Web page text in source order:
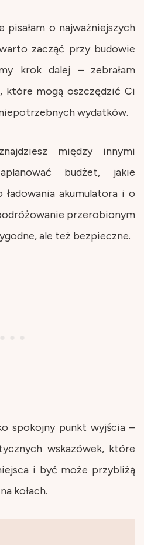
o najważniejszych
zacząć przy budowie
krok dalej – zebrałam
które mogą oszczędzić Ci
wydatków.
między innymi
budżet, jakie
akumulatora i o
przerobionym
ale też bezpieczne.
spokojny punkt wyjścia –
wskazówek, które
i być może przybliżą
kołach.